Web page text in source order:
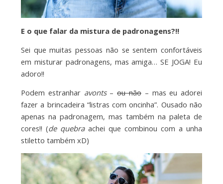
E o que falar da mistura de padronagens?!!
Sei que muitas pessoas não se sentem confortáveis
em misturar padronagens, mas amiga… SE JOGA! Eu
adoro!!
Podem estranhar avonts–ou não– mas eu adorei
fazer a brincadeira “listras com oncinha”. Ousado não
apenas na padronagem, mas também na paleta de
cores!! (de quebraachei que combinou com a unha
stiletto também xD)